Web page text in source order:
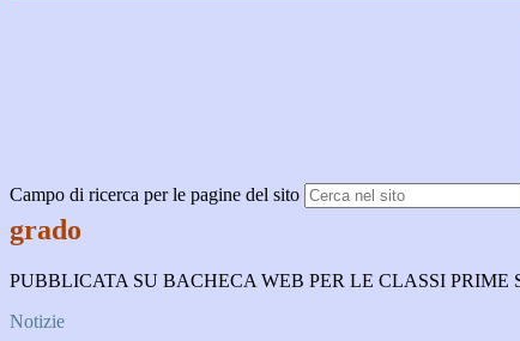
Campo di ricerca per le pagine del sito
grado
PUBBLICATA SU BACHECA WEB PER LE CLASSI
Notizie